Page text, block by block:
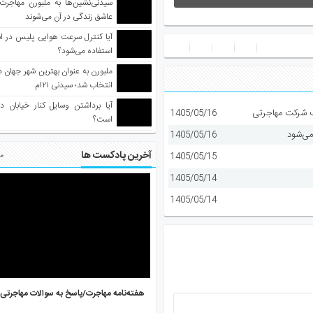
1405/05/16
می‌شود
1405/05/16
1405/05/15
1405/05/14
1405/05/14
عاشق زندگی در آن می‌شوند
آیا کنترل سرعت هوایی پلیس در
استفاده می‌شود؟
انتخاب شد؛ سیدنی ۲۱‌ام
آیا برداشتن وسایل کنار خیابان
است؟
آخرین پادکست ها
هفته‌نامه مهاجرت/پاسخ به سوالات مهاجرتی ۵